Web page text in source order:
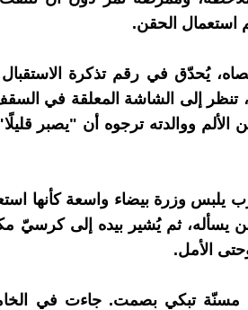
استعمال الحقن.
يُحدّق في رقم تذكرة الاستقبال
تنظر إلى الشاشة المعلقة في
ووالدته ترجوه أن "يصبر
يلبس وزرة بيضاء واسعة كأنها
يسأله، ثم يُشير بيده إلى كرسيّ
الأمل.
مسنّة تبكي بصمت. جاءت في